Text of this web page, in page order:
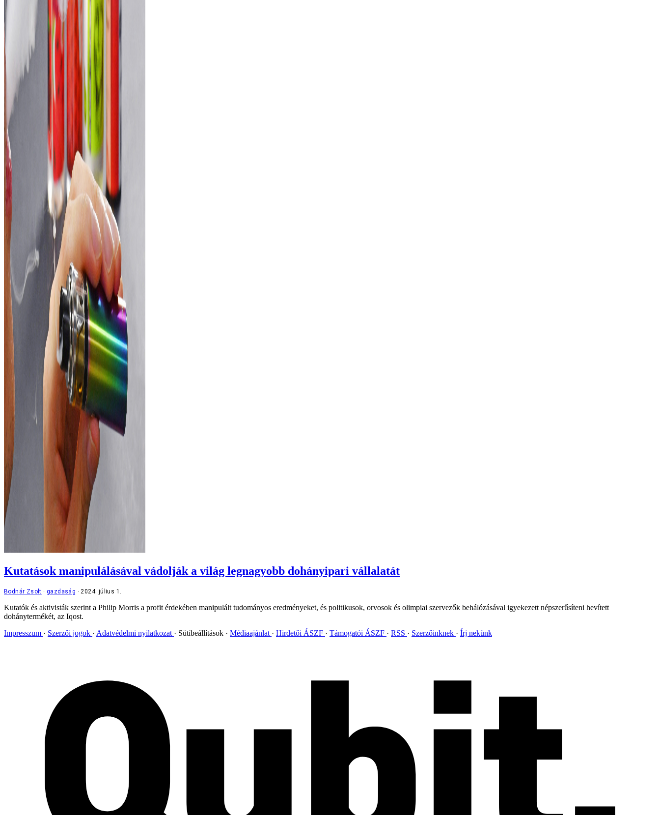
Kutatások manipulálásával vádolják a világ legnagyobb dohányipari vállalatát
Bodnár Zsolt gazdaság 2024. július 1.
Kutatók és aktivisták szerint a Philip Morris a profit érdekében manipulált tudományos eredményeket, és politikusok, orvosok és olimpiai szervezők behálózásával igyekezett népszerűsíteni hevített
dohánytermékét, az Iqost.
Impresszum
Szerzői jogok Adatvédelmi nyilatkozat Sütibeállítások Médiaajánlat Hirdetői ÁSZF Támogatói ÁSZF RSS Szerzőinknek Írj nekünk